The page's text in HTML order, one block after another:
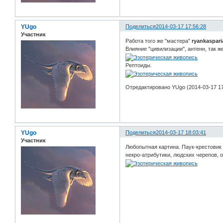
Поделиться2014-03-17 17:56:28
YUgo
Участник
Работа того же "мастера"
Влияние "цивилизации", антенн, так
Рептоиды.
Отредактировано YUgo (2014-03-17
Поделиться2014-03-17 18:03:41
YUgo
Участник
Любопытная картина. Паук-
некро-атрибутики, людских черепов,